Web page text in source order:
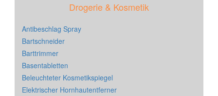
Drogerie & Kosmetik
Antibeschlag Spray
Bartschneider
Barttrimmer
Basentabletten
Beleuchteter Kosmetikspiegel
Elektrischer Hornhautentferner